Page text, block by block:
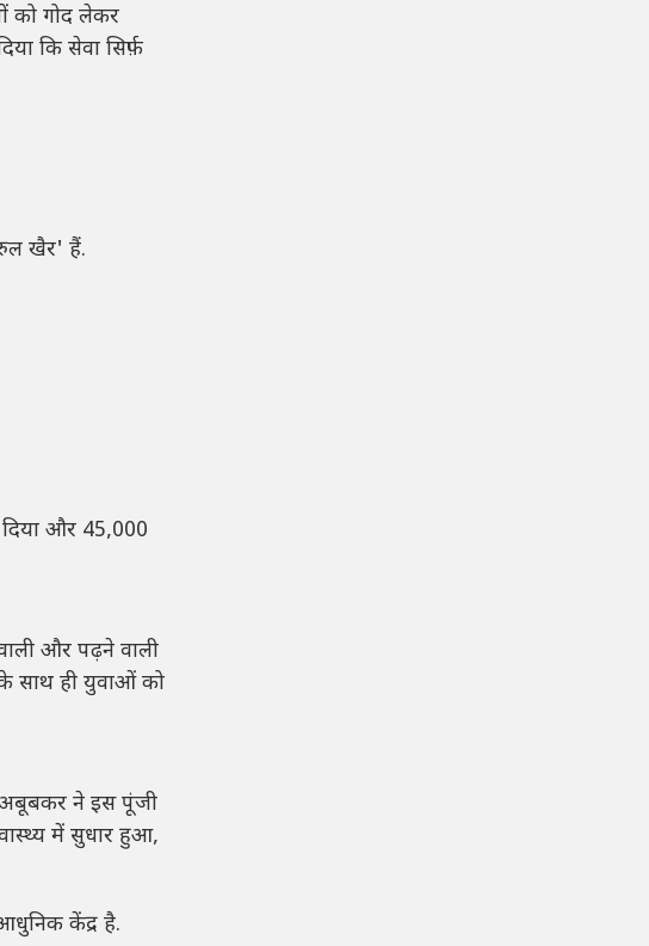
को गोद लेकर
कि सेवा सिर्फ़
खैर' हैं.
दिया और 45,000
और पढ़ने वाली
साथ ही युवाओं को
ने इस पूंजी
में सुधार हुआ,
केंद्र है.